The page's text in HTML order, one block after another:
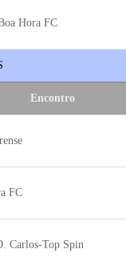
Hora FC
Encontro
FC
Carlos-Top Spin